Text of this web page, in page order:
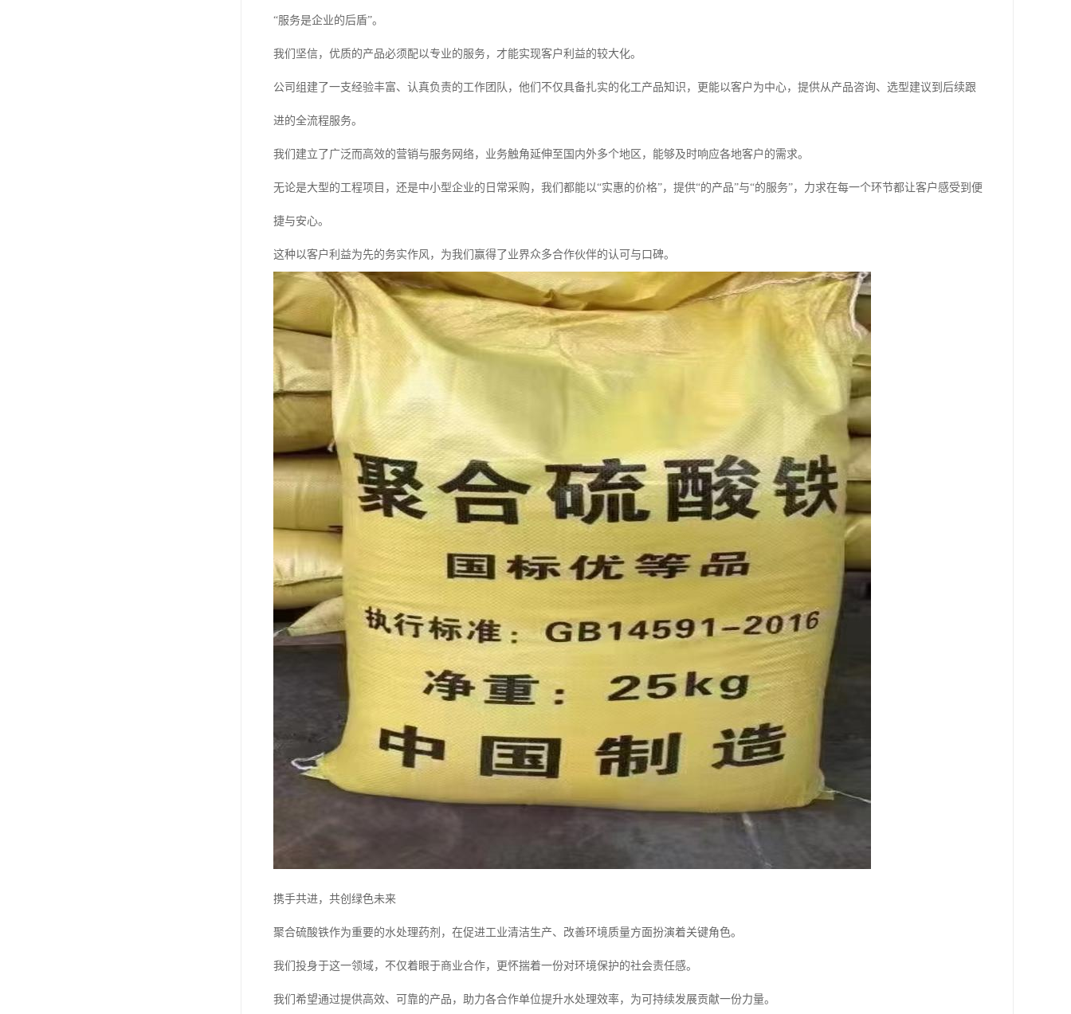
“服务是企业的后盾”。
我们坚信，优质的产品必须配以专业的服务，才能实现客户利益的较大化。
公司组建了一支经验丰富、认真负责的工作团队，他们不仅具备扎实的化工产品知识，更能以客户为中心，提供从产品咨询、选型建议到后续跟
进的全流程服务。
我们建立了广泛而高效的营销与服务网络，业务触角延伸至国内外多个地区，能够及时响应各地客户的需求。
无论是大型的工程项目，还是中小型企业的日常采购，我们都能以“实惠的价格”，提供“的产品”与“的服务”，力求在每一个环节都让客户感受到便
捷与安心。
这种以客户利益为先的务实作风，为我们赢得了业界众多合作伙伴的认可与口碑。
携手共进，共创绿色未来
聚合硫酸铁作为重要的水处理药剂，在促进工业清洁生产、改善环境质量方面扮演着关键角色。
我们投身于这一领域，不仅着眼于商业合作，更怀揣着一份对环境保护的社会责任感。
我们希望通过提供高效、可靠的产品，助力各合作单位提升水处理效率，为可持续发展贡献一份力量。